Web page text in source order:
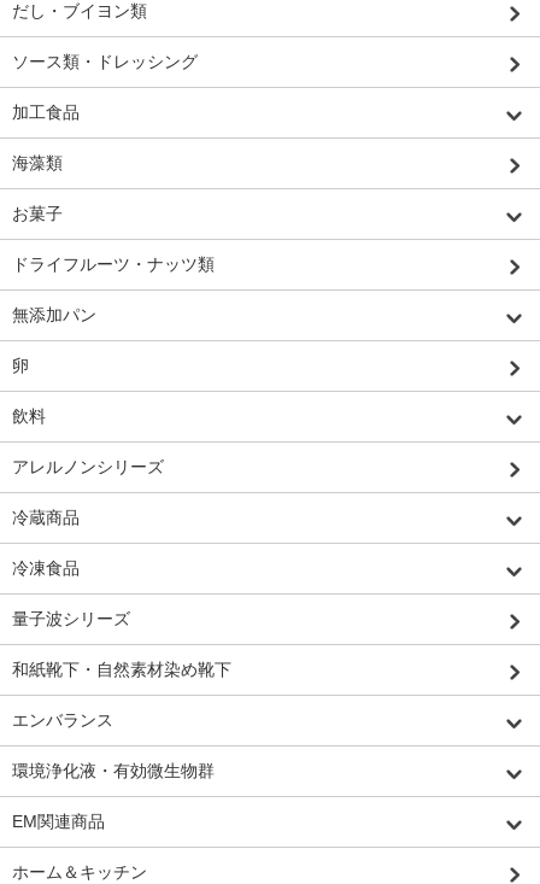
だし・ブイヨン類
ソース類・ドレッシング
加工食品
海藻類
お菓子
ドライフルーツ・ナッツ類
無添加パン
卵
飲料
アレルノンシリーズ
冷蔵商品
冷凍食品
量子波シリーズ
和紙靴下・自然素材染め靴下
エンバランス
環境浄化液・有効微生物群
EM関連商品
ホーム＆キッチン